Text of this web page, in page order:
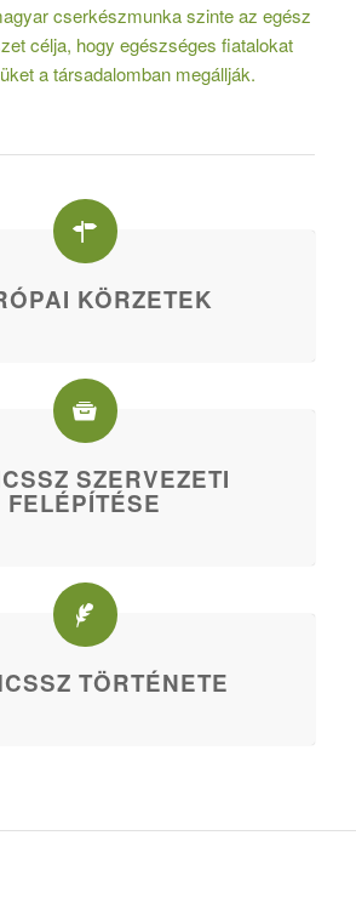
cserkészmunka szinte az egész
célja, hogy egészséges fiatalokat
a társadalomban megállják.
KÖRZETEK
SZERVEZETI
FELÉPÍTÉSE
TÖRTÉNETE